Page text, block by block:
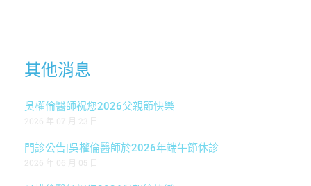
其他消息
吳權倫醫師祝您2026父親節快樂
2026 年 07 月 23 日
門診公告|吳權倫醫師於2026年端午節休診
2026 年 06 月 05 日